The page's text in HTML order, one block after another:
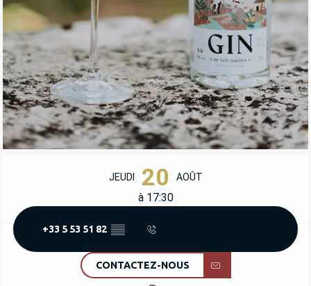
OUVERTURE ET COORDONNÉES
JEUDI 20 AOÛT
à 17:30
+33 5 53 51 82 ▒▒
CONTACTEZ-NOUS